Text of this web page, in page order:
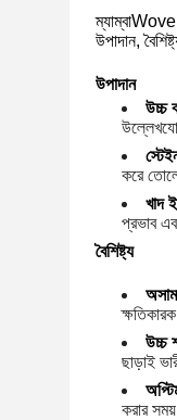
ম্যাম্বা
উপাদান,
উপাদান
উচ্চ
করে
খাদ
প্রভাব
বৈশিষ্ট্য
উচ্চ
ছাড়াই
করার